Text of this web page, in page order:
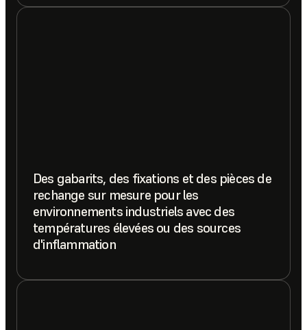
Des gabarits, des fixations et des pièces de
rechange sur mesure pour les
environnements industriels avec des
températures élevées ou des sources
d'inflammation